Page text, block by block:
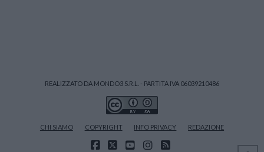
REALIZZATO DA MONDO3 S.R.L. - PARTITA IVA 06039210486
CHI SIAMO COPYRIGHT INFO PRIVACY REDAZIONE